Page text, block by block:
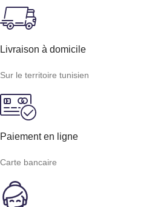
Livraison à domicile
Sur le territoire tunisien
Paiement en ligne
Carte bancaire